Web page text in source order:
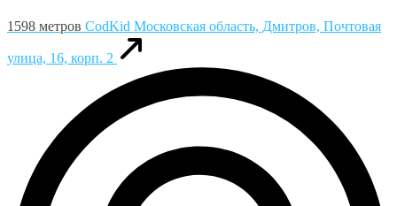
1598 метров CodKid Московская область, Дмитров, Почтовая
улица, 16, корп. 2